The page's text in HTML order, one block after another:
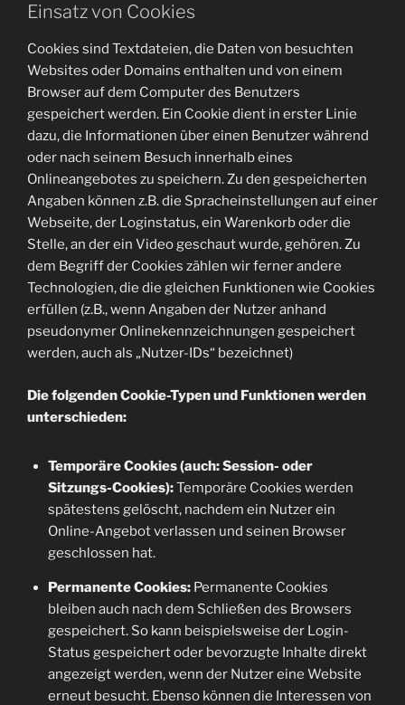
Einsatz von Cookies
Cookies sind Textdateien, die Daten von besuchten
Websites oder Domains enthalten und von einem
Browser auf dem Computer des Benutzers
gespeichert werden. Ein Cookie dient in erster Linie
dazu, die Informationen über einen Benutzer während
oder nach seinem Besuch innerhalb eines
Onlineangebotes zu speichern. Zu den gespeicherten
Angaben können z.B. die Spracheinstellungen auf einer
Webseite, der Loginstatus, ein Warenkorb oder die
Stelle, an der ein Video geschaut wurde, gehören. Zu
dem Begriff der Cookies zählen wir ferner andere
Technologien, die die gleichen Funktionen wie Cookies
erfüllen (z.B., wenn Angaben der Nutzer anhand
pseudonymer Onlinekennzeichnungen gespeichert
werden, auch als „Nutzer-IDs“ bezeichnet)
Die folgenden Cookie-Typen und Funktionen werden
unterschieden:
Temporäre Cookies (auch: Session- oder
Sitzungs-Cookies):Temporäre Cookies werden
spätestens gelöscht, nachdem ein Nutzer ein
Online-Angebot verlassen und seinen Browser
geschlossen hat.
Permanente Cookies:Permanente Cookies
bleiben auch nach dem Schließen des Browsers
gespeichert. So kann beispielsweise der Login-
Status gespeichert oder bevorzugte Inhalte direkt
angezeigt werden, wenn der Nutzer eine Website
erneut besucht. Ebenso können die Interessen von